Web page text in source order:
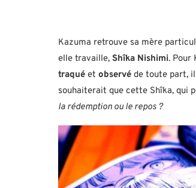
Kazuma retrouve sa mère
elle travaille, Shîka Nishimi. Pour
traqué et observé de toute part,
souhaiterait que cette Shîka, qui
la rédemption ou le repos ?